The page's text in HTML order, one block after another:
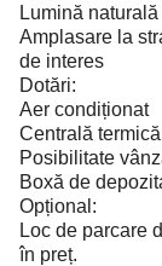
Lumină
Amplasare la
de interes
Dotări:
Aer condiționat
Centrală
Posibilitate
Boxă de
Opțional:
Loc de parcare
în preț.